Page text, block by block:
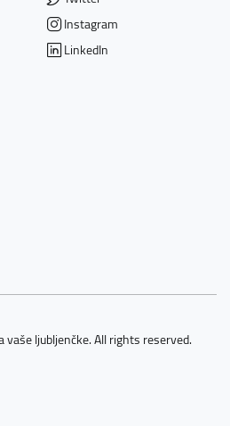
Instagram
LinkedIn
ljubljenčke. All rights reserved.